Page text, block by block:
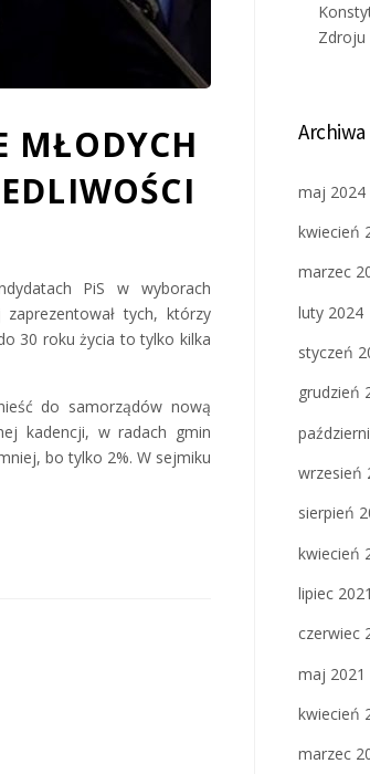
MŁODYCH
PiS w wyborach
tych, którzy
30 roku życia to tylko kilka
do samorządów nową
kadencji, w radach gmin
bo tylko 2%. W sejmiku
Zdroju
Archiwa
maj 2024
kwiecień
marzec
luty 2024
styczeń
grudzień
wrzesień
sierpień
kwiecień
lipiec 2021
czerwiec
maj 2021
kwiecień
marzec